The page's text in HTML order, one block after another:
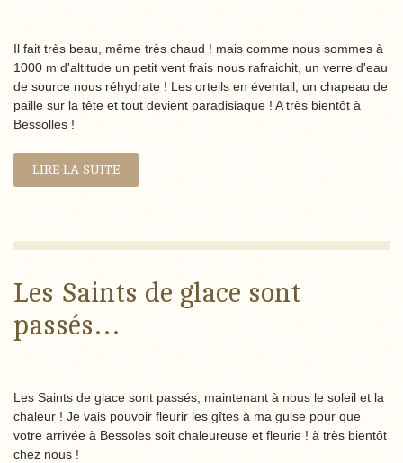
Il fait très beau, même très chaud ! mais comme nous sommes à
1000 m d'altitude un petit vent frais nous rafraichit, un verre d'eau
de source nous réhydrate ! Les orteils en éventail, un chapeau de
paille sur la tête et tout devient paradisiaque ! A très bientôt à
Bessolles !
LIRE LA SUITE
Les Saints de glace sont
passés…
Les Saints de glace sont passés, maintenant à nous le soleil et la
chaleur ! Je vais pouvoir fleurir les gîtes à ma guise pour que
votre arrivée à Bessoles soit chaleureuse et fleurie ! à très bientôt
chez nous !